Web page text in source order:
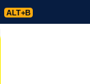
ALT+B